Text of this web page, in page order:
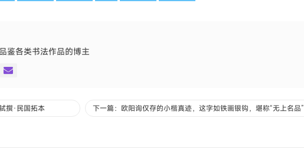
鉴各类书法作品的博主
撰·民国拓本 下一篇：欧阳询仅存的小楷真迹，这字如铁画银钩，堪称“无上名品”